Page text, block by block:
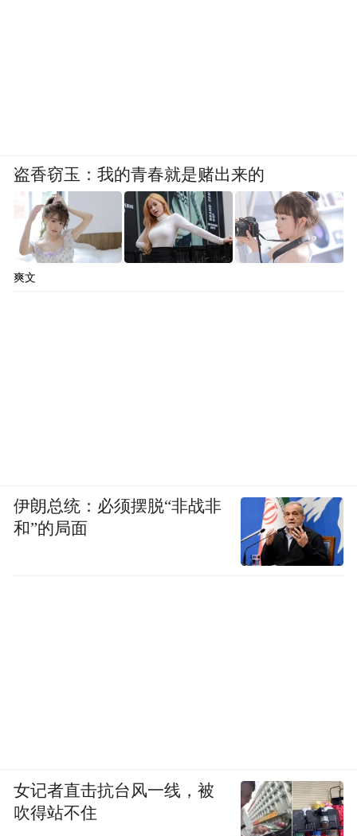
盗香窃玉：我的青春就是赌出来的
爽文
伊朗总统：必须摆脱“非战非
和”的局面
女记者直击抗台风一线，被
吹得站不住